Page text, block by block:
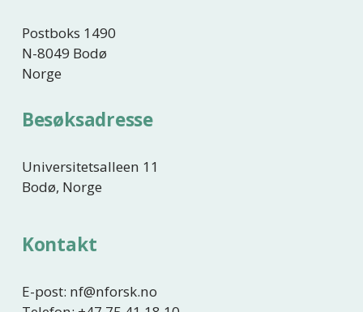
Postboks 1490
N-8049 Bodø
Norge
Besøksadresse
Universitetsalleen 11
Bodø, Norge
Kontakt
E-post: nf@nforsk.no